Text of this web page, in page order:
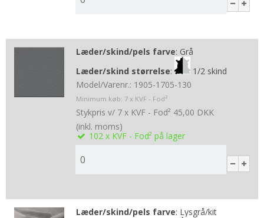
Læder/skind/pels farve: Grå
Læder/skind størrelse:
1/2 skind
Model/Varenr.: 1905-1705-130
Minimum køb: 7 x KVF - Fod²
Stykpris v/ 7 x KVF - Fod² 45,00 DKK
(inkl. moms)
102 x KVF - Fod² på lager
Læder/skind/pels farve: Lysgrå/kit